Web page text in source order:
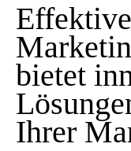
bietet
Ihrer